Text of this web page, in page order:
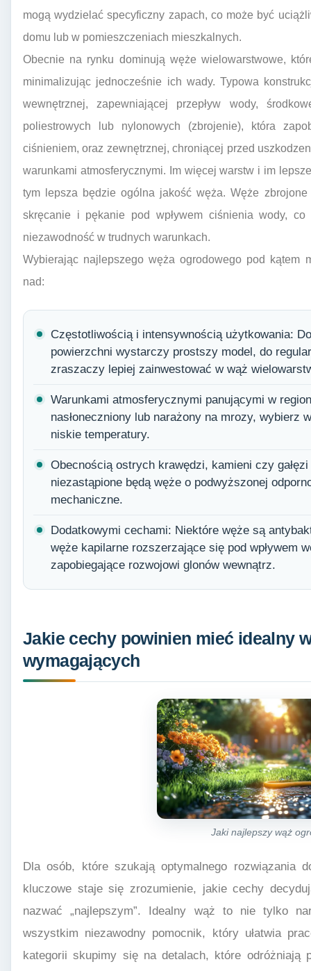
mogą wydzielać specyficzny zapach, co może być
domu lub w pomieszczeniach mieszkalnych.
Obecnie na rynku dominują węże wielowarstwowe,
minimalizując jednocześnie ich wady. Typowa
wewnętrznej, zapewniającej przepływ wody,
poliestrowych lub nylonowych (zbrojenie), która
ciśnieniem, oraz zewnętrznej, chroniącej przed
warunkami atmosferycznymi. Im więcej warstw i im
tym lepsza będzie ogólna jakość węża. Węże
skręcanie i pękanie pod wpływem ciśnienia wody,
niezawodność w trudnych warunkach.
Wybierając najlepszego węża ogrodowego pod kątem
nad:
Częstotliwością i intensywnością użytkowania:
powierzchni wystarczy prostszy model, do
zraszaczy lepiej zainwestować w wąż
Warunkami atmosferycznymi panującymi w
nasłoneczniony lub narażony na mrozy, wybierz
niskie temperatury.
Obecnością ostrych krawędzi, kamieni czy
niezastąpione będą węże o podwyższonej
mechaniczne.
Dodatkowymi cechami: Niektóre węże są
węże kapilarne rozszerzające się pod wpływem
zapobiegające rozwojowi glonów wewnątrz.
Jakie cechy powinien mieć idealny
wymagających
Jaki najlepszy wąż
Dla osób, które szukają optymalnego rozwiązania
kluczowe staje się zrozumienie, jakie cechy
nazwać „najlepszym”. Idealny wąż to nie tylko
wszystkim niezawodny pomocnik, który ułatwia
kategorii skupimy się na detalach, które odróżniają